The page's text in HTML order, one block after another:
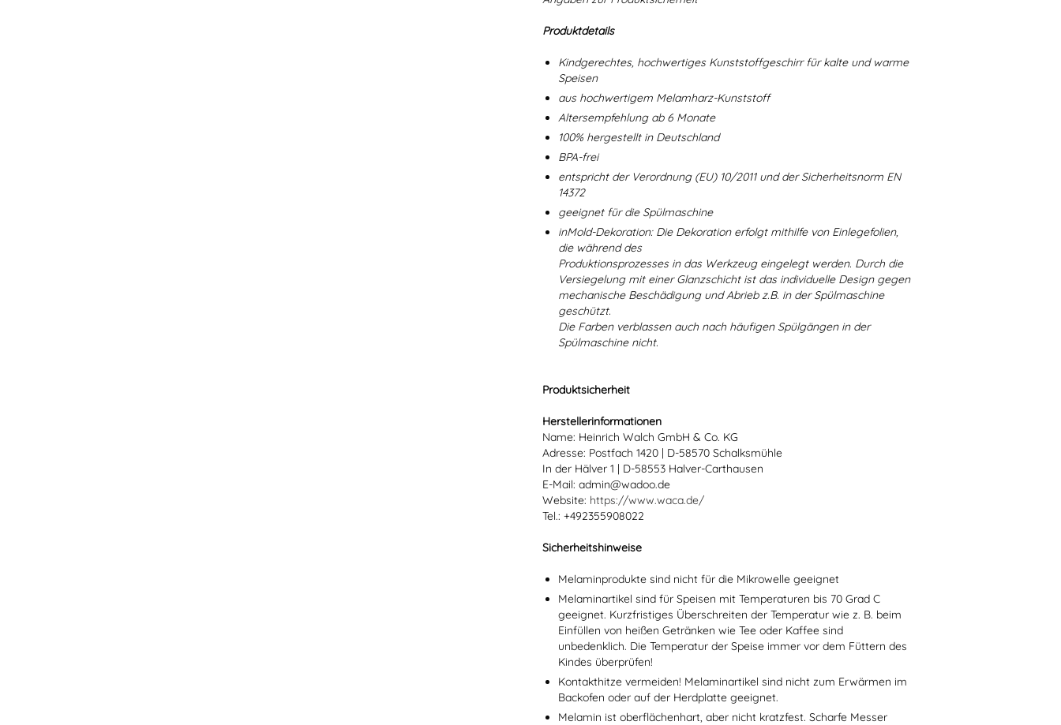
Produktdetails
Kindgerechtes, hochwertiges Kunststoffgeschirr für kalte und warme
Speisen
aus hochwertigem Melamharz-Kunststoff
Altersempfehlung ab 6 Monate
100% hergestellt in Deutschland
BPA-frei
entspricht der Verordnung (EU) 10/2011 und der Sicherheitsnorm EN
14372
geeignet für die Spülmaschine
inMold-Dekoration: Die Dekoration erfolgt mithilfe von Einlegefolien,
die während des
Produktionsprozesses in das Werkzeug eingelegt werden. Durch die
Versiegelung mit einer Glanzschicht ist das individuelle Design gegen
mechanische Beschädigung und Abrieb z.B. in der Spülmaschine
geschützt.
Die Farben verblassen auch nach häufigen Spülgängen in der
Spülmaschine nicht.
Produktsicherheit
Herstellerinformationen
Name: Heinrich Walch GmbH & Co. KG
Adresse: Postfach 1420 | D-58570 Schalksmühle
In der Hälver 1 | D-58553 Halver-Carthausen
E-Mail: admin@wadoo.de
Website: https://www.waca.de/
Tel.: +492355908022
Sicherheitshinweise
Melaminprodukte sind nicht für die Mikrowelle geeignet
Melaminartikel sind für Speisen mit Temperaturen bis 70 Grad C
geeignet. Kurzfristiges Überschreiten der Temperatur wie z. B. beim
Einfüllen von heißen Getränken wie Tee oder Kaffee sind
unbedenklich. Die Temperatur der Speise immer vor dem Füttern des
Kindes überprüfen!
Kontakthitze vermeiden! Melaminartikel sind nicht zum Erwärmen im
Backofen oder auf der Herdplatte geeignet.
Melamin ist oberflächenhart, aber nicht kratzfest. Scharfe Messer